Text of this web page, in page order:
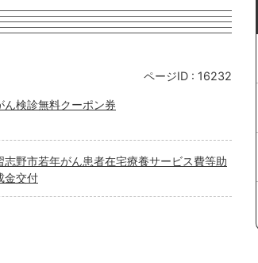
ページID : 16232
ん検診無料クーポン券
志野市若年がん患者在宅療養サービス費等助
金交付